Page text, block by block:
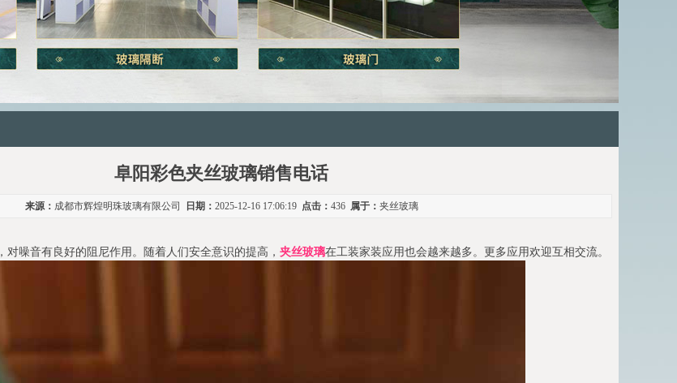
阜阳彩色夹丝玻璃销售电话
来源： 成都市辉煌明珠玻璃有限公司 日期： 2025-12-16 17:06:19 点击： 436 属于： 夹丝玻璃
噪音有良好的阻尼作用。随着人们安全意识的提高， 夹丝玻璃在工装家装应用也会越来越多。更多应用欢迎互相交流。